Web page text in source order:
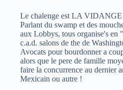
Le chalenge est LA
Parlant du swamp et des
aux Lobbys, tous organise's
c.a.d. salons de the de
Avocats pour bourdonner a
alors que le pere de famille
faire la concurrence au dernier
Mexicain ou autre !